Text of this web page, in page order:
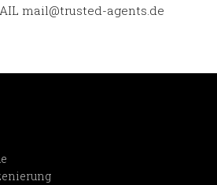
mail@trusted-agents.de